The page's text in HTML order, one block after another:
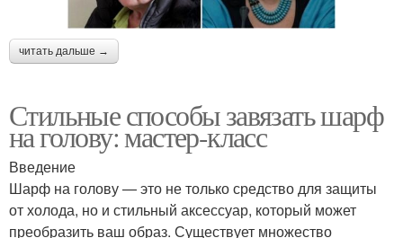
читать дальше →
Стильные способы завязать шарф
на голову: мастер-класс
Введение
Шарф на голову — это не только средство для защиты
от холода, но и стильный аксессуар, который может
преобразить ваш образ. Существует множество